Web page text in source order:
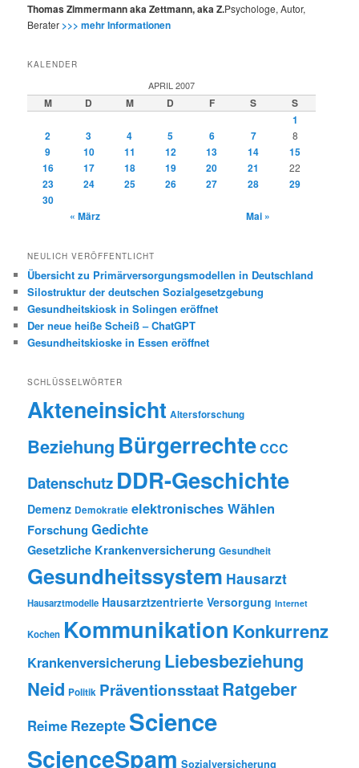
Thomas Zimmermann aka Zettmann, aka Z.Psychologe, Autor,
Berater >>> mehr Informationen
KALENDER
APRIL 2007
M D M D F S
S
1
2
3 4 5 6 7 8
9 10 11 12 13 14
15
16
17 18 19 20 21 22
23 24 25 26 27 28
29
30
« März
Mai »
NEULICH VERÖFFENTLICHT
Übersicht zu Primärversorgungsmodellen in Deutschland
Silostruktur der deutschen Sozialgesetzgebung
Gesundheitskiosk in Solingen eröffnet
Der neue heiße Scheiß – ChatGPT
Gesundheitskioske in Essen eröffnet
SCHLÜSSELWÖRTER
Akteneinsicht Altersforschung
Beziehung BürgerrechteCCC
Datenschutz DDR-Geschichte
Demenz Demokratie elektronisches Wählen
Forschung Gedichte
Gesetzliche Krankenversicherung Gesundheit
Gesundheitssystem Hausarzt
Hausarztmodelle Hausarztzentrierte Versorgung Internet
Kochen Kommunikation Konkurrenz
Krankenversicherung Liebesbeziehung
Neid Politik PräventionsstaatRatgeber
Reime Rezepte Science
ScienceSpam Sozialversicherung